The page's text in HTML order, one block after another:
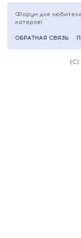
Форум для
катеров!
ОБРАТНАЯ СВЯЗЬ
(C)